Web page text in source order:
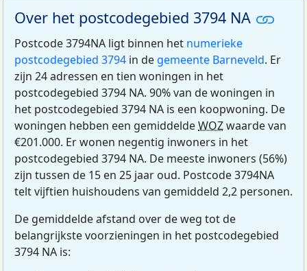
Over het postcodegebied 3794 NA
Postcode 3794NA ligt binnen het numerieke
postcodegebied 3794 in de gemeente Barneveld. Er
zijn 24 adressen en tien woningen in het
postcodegebied 3794 NA. 90% van de woningen in
het postcodegebied 3794 NA is een koopwoning. De
woningen hebben een gemiddeldeWOZwaarde van
€201.000. Er wonen negentig inwoners in het
postcodegebied 3794 NA. De meeste inwoners (56%)
zijn tussen de 15 en 25 jaar oud. Postcode 3794NA
telt vijftien huishoudens van gemiddeld 2,2 personen.
De gemiddelde afstand over de weg tot de
belangrijkste voorzieningen in het postcodegebied
3794 NA is: